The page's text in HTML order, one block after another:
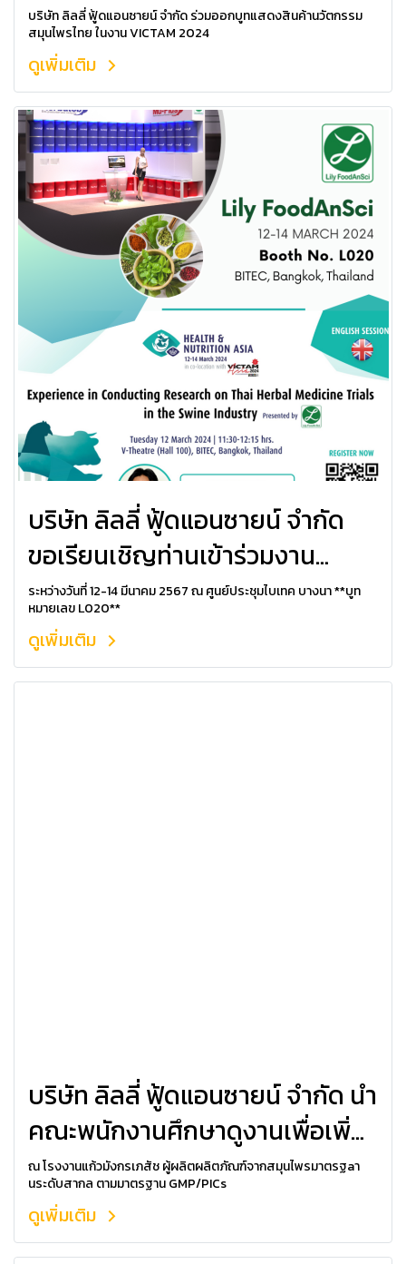
บริษัท ลิลลี่ ฟู้ดแอนซายน์ จำกัด ร่วมออกบูทแสดงสินค้านวัตกรรม
สมุนไพรไทย ในงาน VICTAM 2024
ดูเพิ่มเติม
บริษัท ลิลลี่ ฟู้ดแอนซายน์ จำกัด
ขอเรียนเชิญท่านเข้าร่วมงาน
VICTAM 2024
ระหว่างวันที่ 12-14 มีนาคม 2567 ณ ศูนย์ประชุมไบเทค บางนา **บูท
หมายเลข L020**
ดูเพิ่มเติม
บริษัท ลิลลี่ ฟู้ดแอนซายน์ จำกัด นำ
คณะพนักงานศึกษาดูงานเพื่อเพิ่ม
ศักยภาพ
ณ โรงงานแก้วมังกรเภสัช ผู้ผลิตผลิตภัณฑ์จากสมุนไพรมาตรฐaา
นระดับสากล ตามมาตรฐาน GMP/PICs
ดูเพิ่มเติม